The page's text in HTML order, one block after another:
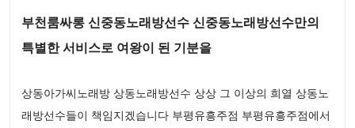
부천룸싸롱 신중동노래방선수 신중동노래방선수만의
특별한 서비스로 여왕이 된 기분을
상동아가씨노래방 상동노래방선수 상상 그 이상의 희열 상동노
래방선수들이 책임지겠습니다 부평유흥주점 부평유흥주점에서